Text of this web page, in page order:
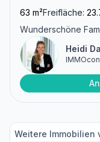
63 m²Freifläche:
Wunderschöne
Heidi
Weitere Immobilien